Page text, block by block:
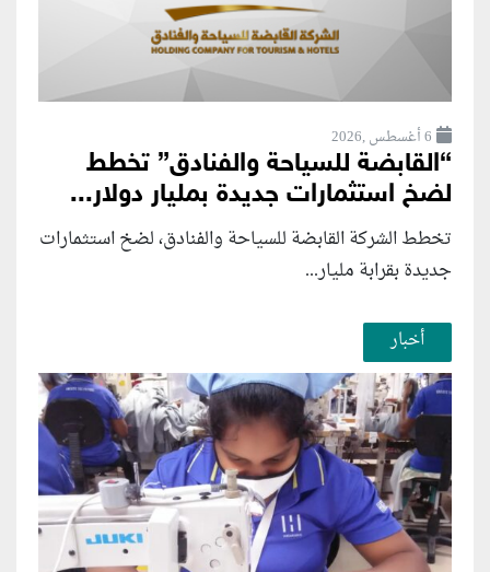
6 أغسطس ,2026
“القابضة للسياحة والفنادق” تخطط
لضخ استثمارات جديدة بمليار دولار...
تخطط الشركة القابضة للسياحة والفنادق، لضخ استثمارات
جديدة بقرابة مليار...
أخبار